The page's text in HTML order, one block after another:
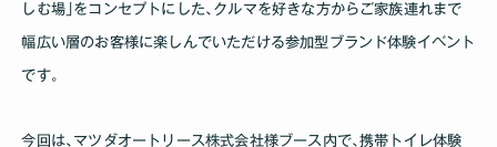
しむ場｣をコンセプトにした､クルマを好きな方からご家族連れまで
幅広い層のお客様に楽しんでいただける参加型ブランド体験イベント
です｡
今回は､マツダオートリース株式会社様ブース内で､携帯トイレ体験